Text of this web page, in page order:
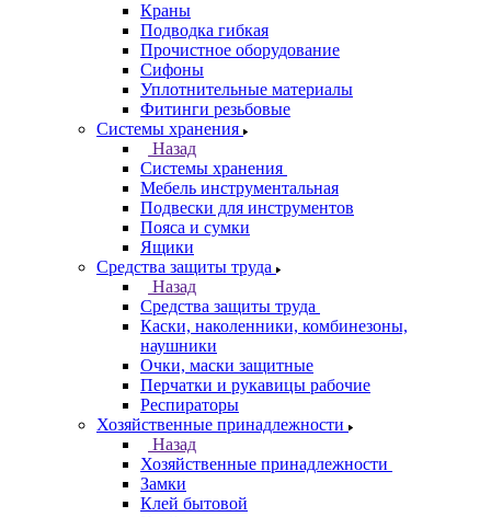
Краны
Подводка гибкая
Прочистное оборудование
Сифоны
Уплотнительные материалы
Фитинги резьбовые
Системы хранения
Назад
Системы хранения
Мебель инструментальная
Подвески для инструментов
Пояса и сумки
Ящики
Средства защиты труда
Назад
Средства защиты труда
Каски, наколенники, комбинезоны,
наушники
Очки, маски защитные
Перчатки и рукавицы рабочие
Респираторы
Хозяйственные принадлежности
Назад
Хозяйственные принадлежности
Замки
Клей бытовой